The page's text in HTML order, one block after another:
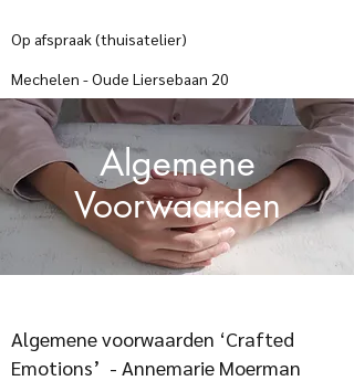
Mechelen - Oude Liersebaan 20
Op afspraak (thuisatelier)
Algemene
Voorwaarden
Algemene voorwaarden ‘Crafted
Emotions’ - Annemarie Moerman